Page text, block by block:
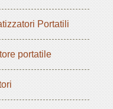
Portatili
portatile